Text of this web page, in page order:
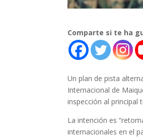
Comparte si te ha
Un plan de pista
Internacional de
inspección al principal
La intención es
internacionales en el